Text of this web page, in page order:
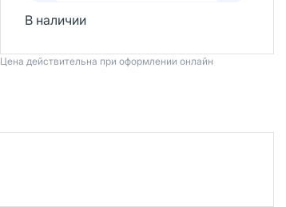
В наличии
Цена действительна при оформлении онлайн